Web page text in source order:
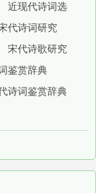
近现代诗词选
代诗词研究
宋代诗歌研究
鉴赏辞典
诗词鉴赏辞典